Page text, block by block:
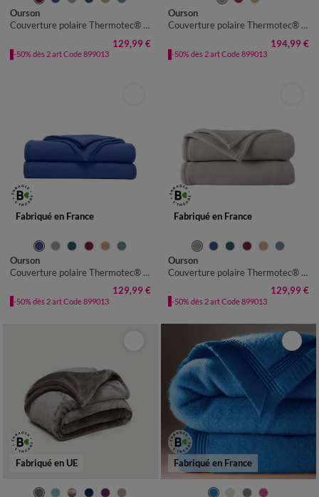
Ourson
Couverture polaire Thermotec® 350 g/m²
129,99 €
-50% dès 2 art Code 899013
Ourson
Couverture polaire Thermotec® qualité prestige 600 g/m²
194,99 €
-50% dès 2 art Code 899013
Fabriqué en France
Ourson
Couverture polaire Thermotec® 350 g/m²
129,99 €
-50% dès 2 art Code 899013
Fabriqué en France
Ourson
Couverture polaire Thermotec® 350 g/m²
129,99 €
-50% dès 2 art Code 899013
Fabriqué en UE Fabriqué en France